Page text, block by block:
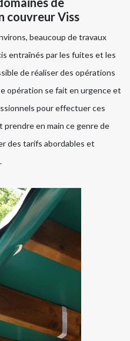
couvreur Viss
beaucoup de travaux
entraînés par les fuites et les
de réaliser des opérations
opération se fait en urgence et
pour effectuer ces
en main ce genre de
des tarifs abordables et